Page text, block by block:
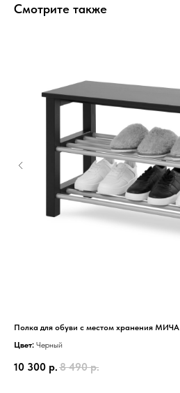
Смотрите также
Полка для обуви с местом хранения МИЧА
Цвет: Черный
10 300 р. 8 490 р.